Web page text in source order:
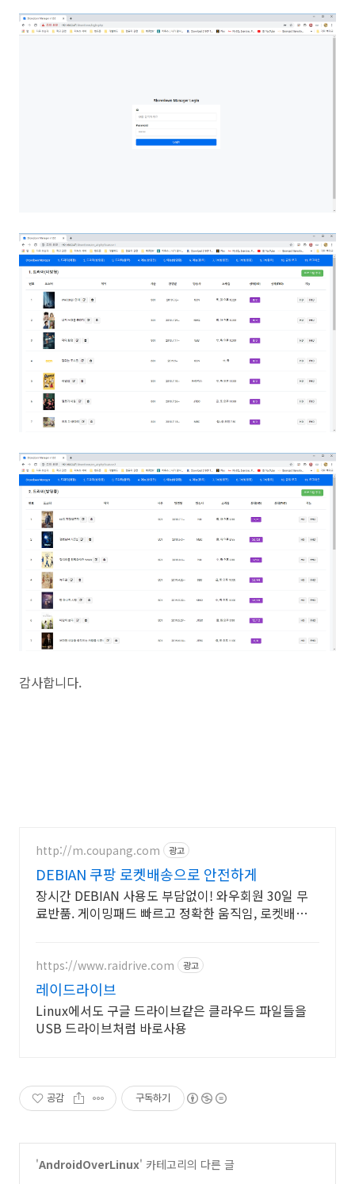
감사합니다.
http://m.coupang.com 광고
DEBIAN 쿠팡 로켓배송으로 안전하게
장시간 DEBIAN 사용도 부담없이! 와우회원 30일 무
료반품. 게이밍패드 빠르고 정확한 움직임, 로켓배송으
https://www.raidrive.com 광고
레이드라이브
Linux에서도 구글 드라이브같은 클라우드 파일들을
USB 드라이브처럼 바로사용
공감 구독하기
'AndroidOverLinux' 카테고리의 다른 글